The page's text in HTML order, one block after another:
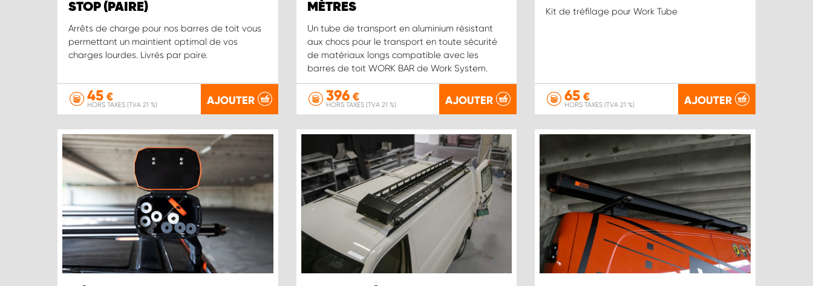
STOP (PAIRE)
Arrêts de charge pour nos barres de toit vous
permettant un maintient optimal de vos
charges lourdes. Livrés par paire.
45 €
HORS TAXES (TVA 21 %) AJOUTER
MÈTRES
Un tube de transport en aluminium résistant
aux chocs pour le transport en toute sécurité
de matériaux longs compatible avec les
barres de toit WORK BAR de Work System.
396€
HORS TAXES (TVA 21 %) AJOUTER
Kit de tréfilage pour Work Tube
65 €
HORS TAXES (TVA 21 %) AJOUTER